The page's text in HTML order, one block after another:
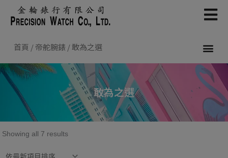
content
首頁 /帝舵腕錶 / 敢為之選
敢為之選
Showing all 7 results